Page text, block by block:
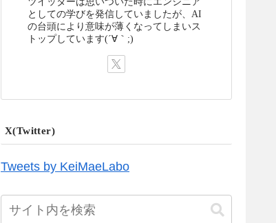
としての学びを発信していましたが、AI
の台頭により意味が薄くなってしまいス
トップしています(´∀｀;)
X(Twitter)
Tweets by KeiMaeLabo